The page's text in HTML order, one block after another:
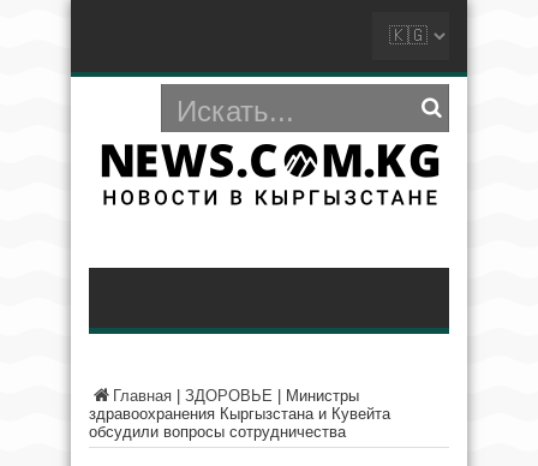
Главная ЗДОРОВЬЕ
Министры
здравоохранения Кыргызстана и Кувейта
обсудили вопросы сотрудничества